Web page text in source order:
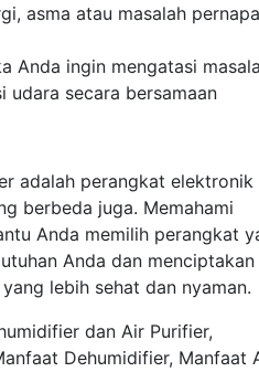
asma atau masalah
Anda ingin mengatasi
udara secara bersamaan
adalah perangkat elektronik
berbeda juga. Memahami
Anda memilih perangkat
Anda dan menciptakan
lebih sehat dan nyaman.
dan Air Purifier,
Dehumidifier, Manfaat